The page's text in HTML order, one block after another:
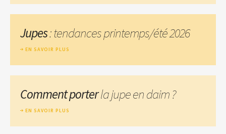
Jupes: tendances printemps/été 2026
EN SAVOIR PLUS
Comment porterla jupe en daim ?
EN SAVOIR PLUS